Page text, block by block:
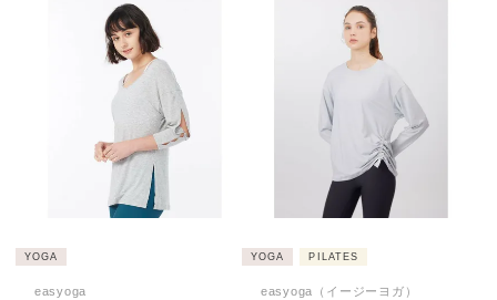
YOGA
easyoga
YOGA PILATES
easyoga（イージーヨガ）